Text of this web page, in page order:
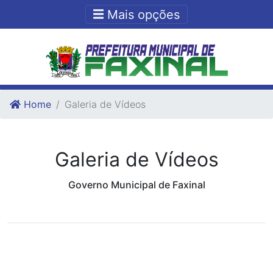
Ir para o fim do conteudo
Mais opções
Home Galeria de Vídeos
Galeria de Vídeos
Governo Municipal de Faxinal